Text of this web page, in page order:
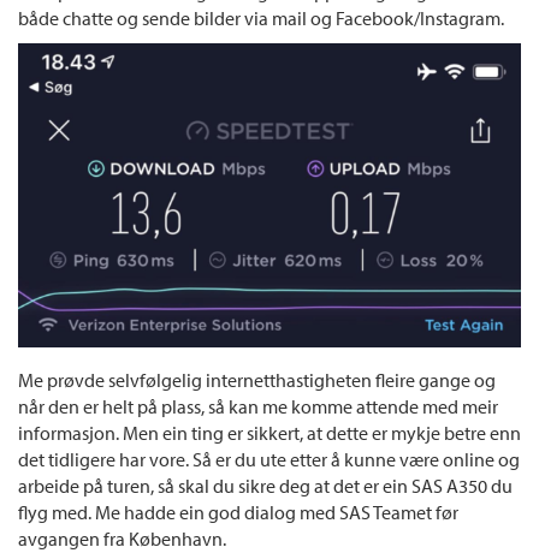
både chatte og sende bilder via mail og Facebook/Instagram.
Me prøvde selvfølgelig internetthastigheten fleire gange og
når den er helt på plass, så kan me komme attende med meir
informasjon. Men ein ting er sikkert, at dette er mykje betre enn
det tidligere har vore. Så er du ute etter å kunne være online og
arbeide på turen, så skal du sikre deg at det er ein SAS A350 du
flyg med. Me hadde ein god dialog med SAS Teamet før
avgangen fra København.